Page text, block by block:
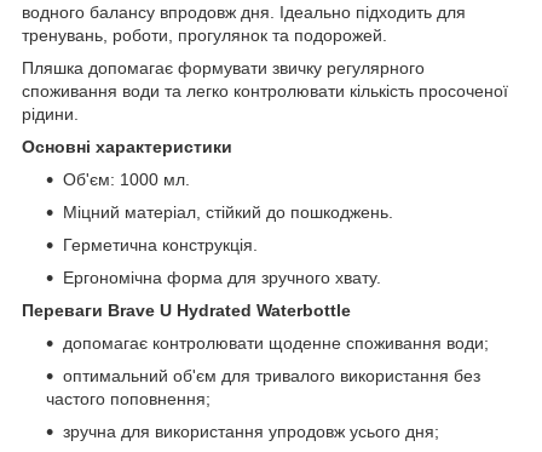
водного балансу впродовж дня. Ідеально підходить для
тренувань, роботи, прогулянок та подорожей.
Пляшка допомагає формувати звичку регулярного
споживання води та легко контролювати кількість просоченої
рідини.
Основні характеристики
Об'єм: 1000 мл.
Міцний матеріал, стійкий до пошкоджень.
Герметична конструкція.
Ергономічна форма для зручного хвату.
Переваги Brave U Hydrated Waterbottle
допомагає контролювати щоденне споживання води;
оптимальний об'єм для тривалого використання без
частого поповнення;
зручна для використання упродовж усього дня;